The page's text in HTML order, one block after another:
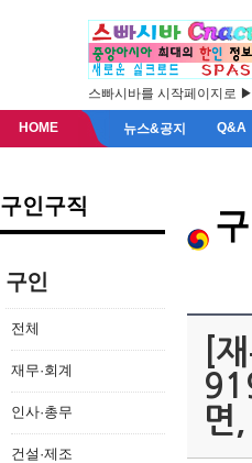
스빠시바를 시작페이지로 ▶
HOME 뉴스&공지 Q&A
구인구직
구인
전체
재무·회계
인사·총무
건설·제조
[
면